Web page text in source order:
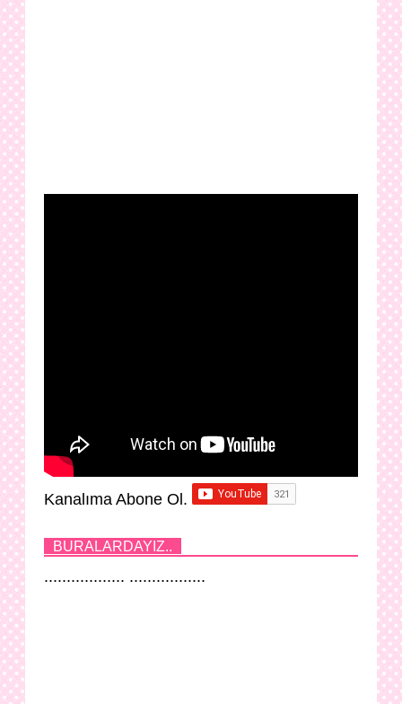
Kanalıma Abone Ol.
BURALARDAYIZ..
.................. .................